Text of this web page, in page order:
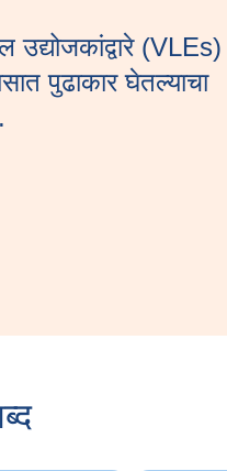
उद्योजकांद्वारे (VLEs)
पुढाकार घेतल्याचा